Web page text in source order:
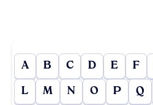
A B C D E F
L M N O P Q